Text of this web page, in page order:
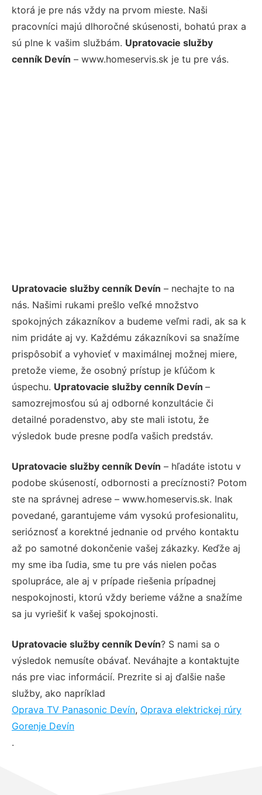
ktorá je pre nás vždy na prvom mieste. Naši
pracovníci majú dlhoročné skúsenosti, bohatú prax a
sú plne k vašim službám. Upratovacie služby
cenník Devín – www.homeservis.sk je tu pre vás.
Upratovacie služby cenník Devín – nechajte to na
nás. Našimi rukami prešlo veľké množstvo
spokojných zákazníkov a budeme veľmi radi, ak sa k
nim pridáte aj vy. Každému zákazníkovi sa snažíme
prispôsobiť a vyhovieť v maximálnej možnej miere,
pretože vieme, že osobný prístup je kľúčom k
úspechu. Upratovacie služby cenník Devín –
samozrejmosťou sú aj odborné konzultácie či
detailné poradenstvo, aby ste mali istotu, že
výsledok bude presne podľa vašich predstáv.
Upratovacie služby cenník Devín – hľadáte istotu v
podobe skúseností, odbornosti a precíznosti? Potom
ste na správnej adrese – www.homeservis.sk. Inak
povedané, garantujeme vám vysokú profesionalitu,
serióznosť a korektné jednanie od prvého kontaktu
až po samotné dokončenie vašej zákazky. Keďže aj
my sme iba ľudia, sme tu pre vás nielen počas
spolupráce, ale aj v prípade riešenia prípadnej
nespokojnosti, ktorú vždy berieme vážne a snažíme
sa ju vyriešiť k vašej spokojnosti.
Upratovacie služby cenník Devín? S nami sa o
výsledok nemusíte obávať. Neváhajte a kontaktujte
nás pre viac informácií. Prezrite si aj ďalšie naše
služby, ako napríklad
Oprava TV Panasonic Devín, Oprava elektrickej rúry
Gorenje Devín
.